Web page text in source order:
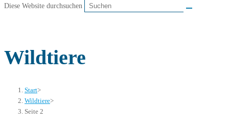
Diese Website durchsuchen
Wildtiere
Start>
Wildtiere>
Seite 2